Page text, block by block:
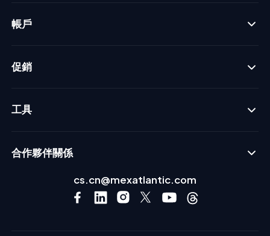
帳戶
促銷
工具
合作夥伴關係
cs.cn@mexatlantic.com